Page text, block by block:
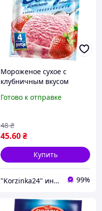
Мороженое сухое с
клубничным вкусом
порции)
Готово к отправке
45.60₴
48 ₴
Купить
"Korzinka24" интернет магазин 99%